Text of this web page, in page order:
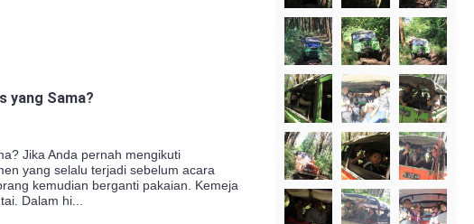
yang Sama?
Jika Anda pernah mengikuti
yang selalu terjadi sebelum acara
kemudian berganti pakaian. Kemeja
Dalam hi...